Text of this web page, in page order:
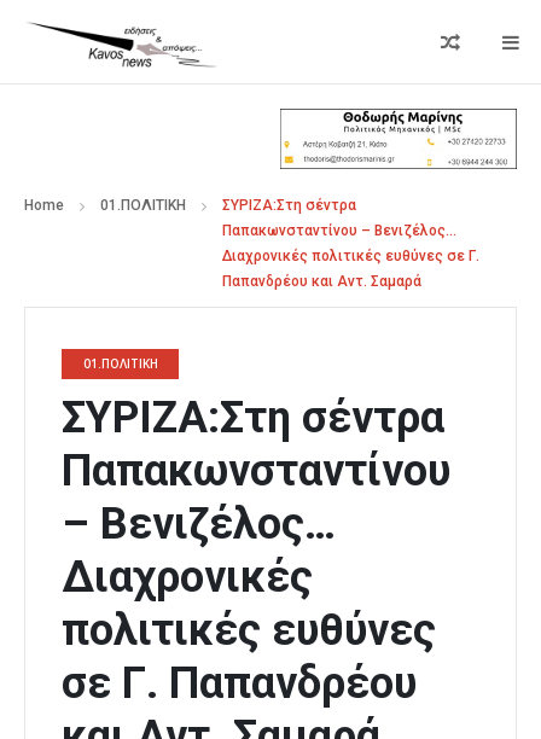
Home 01.ΠΟΛΙΤΙΚΗ
ΣΥΡΙΖΑ:Στη σέντρα
Παπακωνσταντίνου – Βενιζέλος…
Διαχρονικές πολιτικές ευθύνες σε Γ.
Παπανδρέου και Αντ. Σαμαρά
01.ΠΟΛΙΤΙΚΗ
ΣΥΡΙΖΑ:Στη σέντρα
Παπακωνσταντίνου
– Βενιζέλος…
Διαχρονικές
πολιτικές ευθύνες
σε Γ. Παπανδρέου